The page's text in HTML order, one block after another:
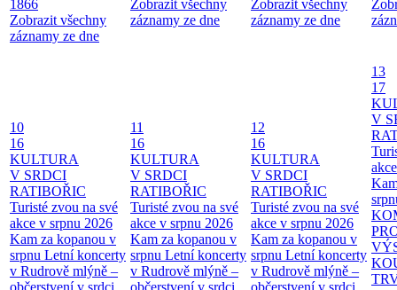
1866
Zobrazit všechny
záznamy ze dne
Zobrazit všechny
záznamy ze dne
Zobrazit všechny
záznamy ze dne
10
16
KULTURA
V SRDCI
RATIBOŘIC
Turisté zvou na své
akce v srpnu 2026
Kam za kopanou v
srpnu Letní koncerty
v Rudrově mlýně –
11
16
KULTURA
V SRDCI
RATIBOŘIC
Turisté zvou na své
akce v srpnu 2026
Kam za kopanou v
srpnu Letní koncerty
v Rudrově mlýně –
12
16
KULTURA
V SRDCI
RATIBOŘIC
Turisté zvou na své
akce v srpnu 2026
Kam za kopanou v
srpnu Letní koncerty
v Rudrově mlýně –
13
17
V